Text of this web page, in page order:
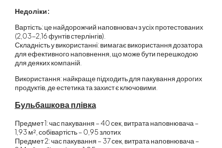
Недоліки:
Вартість: це найдорожчий наповнювач з усіх протестованих
(2,03-2,16 фунтів стерлінгів).
Складність у використанні: вимагає використання дозатора
для ефективного наповнення, що може бути перешкодою
для деяких компаній.
Використання: найкраще підходить для пакування дорогих
продуктів, де естетика та захист є ключовими.
Бульбашкова плівка
Предмет 1: час пакування – 40 сек, витрата наповнювача –
1,93 м², собівартість – 0,95 злотих
Предмет 2: час пакування – 37 сек, витрата наповнювача –